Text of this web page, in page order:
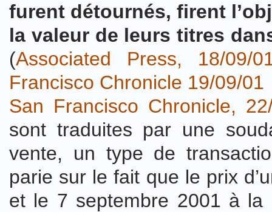
furent détournés, firent
la valeur de leurs titres
(Associated Press, 18/09/
Francisco Chronicle 19/09/01
San Francisco Chronicle,
sont traduites par une
vente, un type de
parie sur le fait que le prix
et le 7 septembre 2001 à la